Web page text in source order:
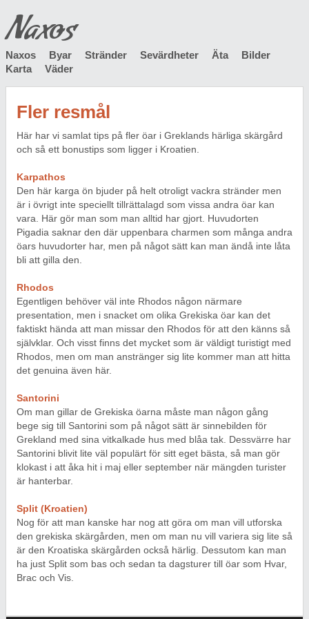
Naxos
Naxos Byar Stränder Sevärdheter Äta
Bilder
Karta
Väder
Fler resmål
Här har vi samlat tips på fler öar i Greklands härliga skärgård
och så ett bonustips som ligger i Kroatien.
Karpathos
Den här karga ön bjuder på helt otroligt vackra stränder men
är i övrigt inte speciellt tillrättalagd som vissa andra öar kan
vara. Här gör man som man alltid har gjort. Huvudorten
Pigadia saknar den där uppenbara charmen som många andra
öars huvudorter har, men på något sätt kan man ändå inte låta
bli att gilla den.
Rhodos
Egentligen behöver väl inte Rhodos någon närmare
presentation, men i snacket om olika Grekiska öar kan det
faktiskt hända att man missar den Rhodos för att den känns så
självklar. Och visst finns det mycket som är väldigt turistigt med
Rhodos, men om man anstränger sig lite kommer man att hitta
det genuina även här.
Santorini
Om man gillar de Grekiska öarna måste man någon gång
bege sig till Santorini som på något sätt är sinnebilden för
Grekland med sina vitkalkade hus med blåa tak. Dessvärre har
Santorini blivit lite väl populärt för sitt eget bästa, så man gör
klokast i att åka hit i maj eller september när mängden turister
är hanterbar.
Split (Kroatien)
Nog för att man kanske har nog att göra om man vill utforska
den grekiska skärgården, men om man nu vill variera sig lite så
är den Kroatiska skärgården också härlig. Dessutom kan man
ha just Split som bas och sedan ta dagsturer till öar som Hvar,
Brac och Vis.